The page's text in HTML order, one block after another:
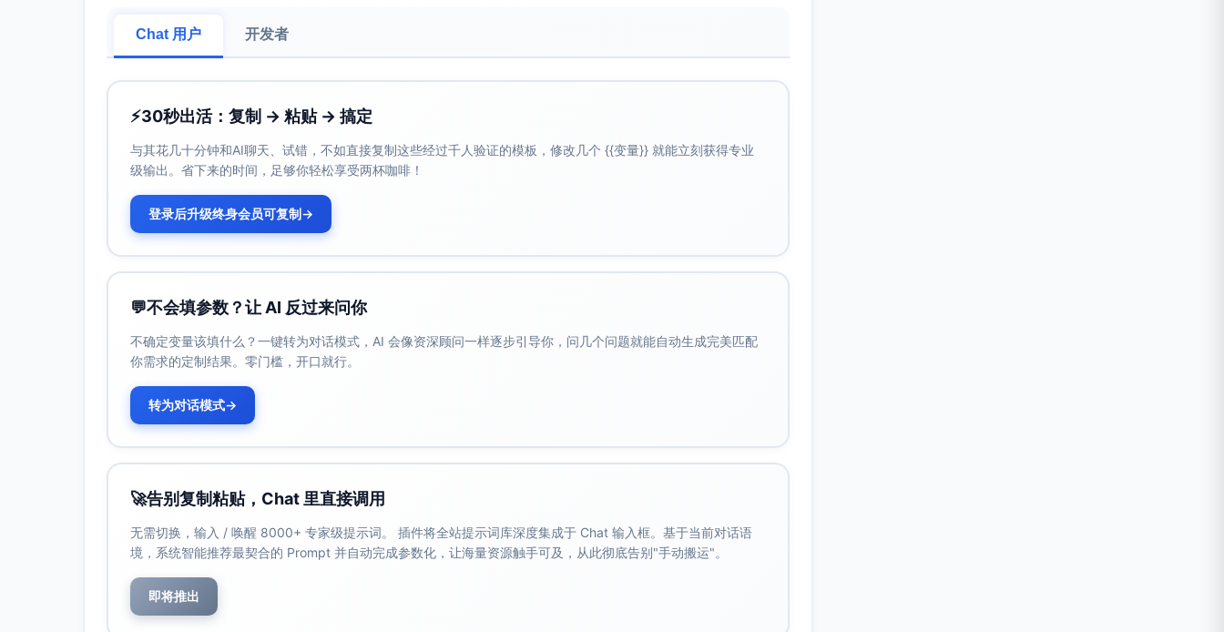
Chat 用户 开发者
⚡30秒出活：复制 → 粘贴 → 搞定
与其花几十分钟和AI聊天、试错，不如直接复制这些经过千人验证的模板，修改几个 {{变量}} 就能立刻获得专业
级输出。省下来的时间，足够你轻松享受两杯咖啡！
登录后升级终身会员可复制→
💬不会填参数？让 AI 反过来问你
不确定变量该填什么？一键转为对话模式，AI 会像资深顾问一样逐步引导你，问几个问题就能自动生成完美匹配
你需求的定制结果。零门槛，开口就行。
转为对话模式→
🚀告别复制粘贴，Chat 里直接调用
无需切换，输入 / 唤醒 8000+ 专家级提示词。 插件将全站提示词库深度集成于 Chat 输入框。基于当前对话语
境，系统智能推荐最契合的 Prompt 并自动完成参数化，让海量资源触手可及，从此彻底告别"手动搬运"。
即将推出